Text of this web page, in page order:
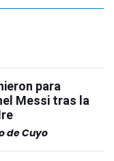
para
Messi tras la
de Cuyo